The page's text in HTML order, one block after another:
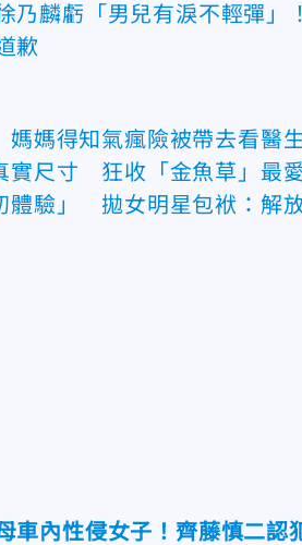
乃麟虧「男兒有淚不輕彈
歉
媽得知氣瘋險被帶去看醫生
實尺寸 狂收「金魚草」最
體驗」 拋女明星包袱：解
車內性侵女子！齊藤慎二